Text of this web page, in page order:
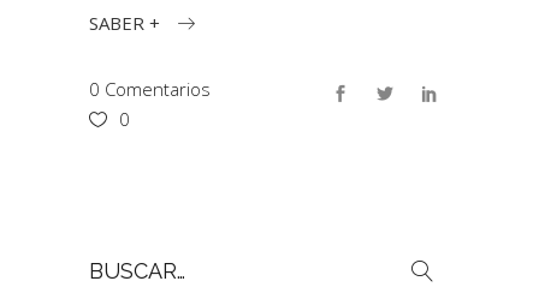
SABER +
0 Comentarios
0